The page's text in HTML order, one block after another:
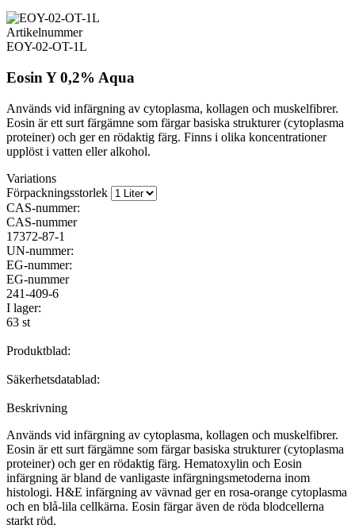
Artikelnummer
EOY-02-OT-1L
Eosin Y 0,2% Aqua
Används vid infärgning av cytoplasma, kollagen och muskelfibrer.
Eosin är ett surt färgämne som färgar basiska strukturer (cytoplasma
proteiner) och ger en rödaktig färg. Finns i olika koncentrationer
upplöst i vatten eller alkohol.
Variations
Förpackningsstorlek
CAS-nummer:
CAS-nummer
17372-87-1
UN-nummer:
EG-nummer:
EG-nummer
241-409-6
I lager:
63 st
Produktblad:
Säkerhetsdatablad:
Beskrivning
Används vid infärgning av cytoplasma, kollagen och muskelfibrer.
Eosin är ett surt färgämne som färgar basiska strukturer (cytoplasma
proteiner) och ger en rödaktig färg. Hematoxylin och Eosin
infärgning är bland de vanligaste infärgningsmetoderna inom
histologi. H&E infärgning av vävnad ger en rosa-orange cytoplasma
och en blå-lila cellkärna. Eosin färgar även de röda blodcellerna
starkt röd.